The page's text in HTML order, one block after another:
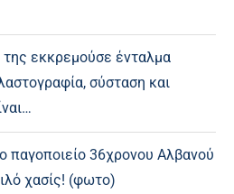
εκκρεμούσε ένταλμα
σύσταση και
παγοποιείο 36χρονου Αλβανού
χασίς! (φωτο)